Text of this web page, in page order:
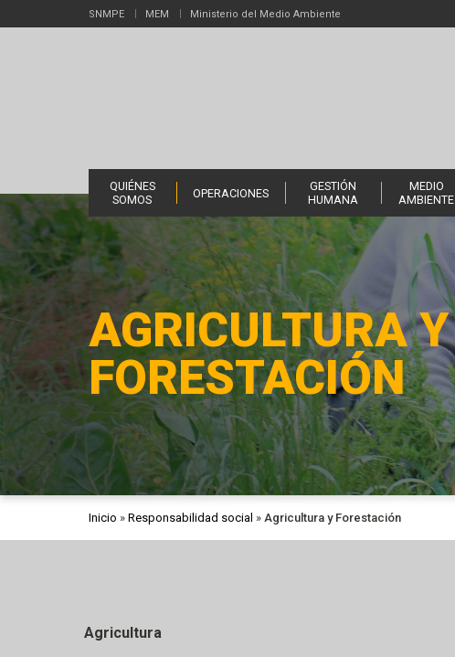
SNMPE MEM Ministerio del Medio Ambiente
QUIÉNES
SOMOS
OPERACIONES
GESTIÓN
HUMANA
MEDIO
AMBIENTE
AGRICULTURA Y
FORESTACIÓN
Inicio » Responsabilidad social » Agricultura y Forestación
Agricultura